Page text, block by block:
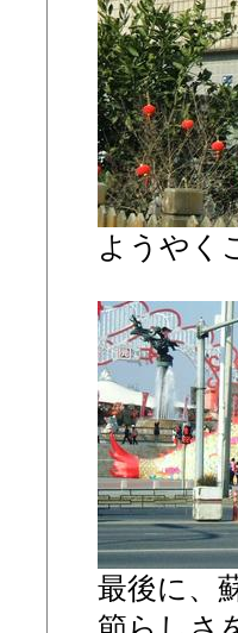
ようやく
最後に、